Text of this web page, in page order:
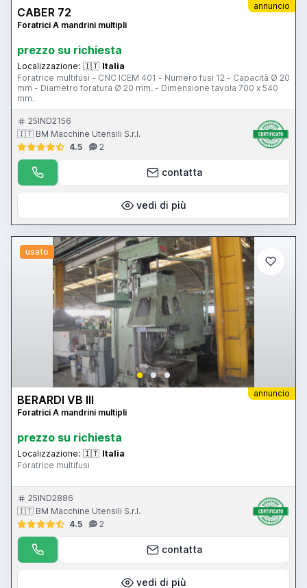
annuncio
CABER 72
Foratrici A mandrini multipli
prezzo su richiesta
Localizzazione: 🇮🇹 Italia
Foratrice multifusi - CNC ICEM 401 - Numero fusi 12 - Capacità Ø 20
mm - Diametro foratura Ø 20 mm. - Dimensione tavola 700 x 540
mm.
25IND2156
🇮🇹 BM Macchine Utensili S.r.l.
4.5
2
contatta
vedi di più
usato
annuncio
BERARDI VB III
Foratrici A mandrini multipli
prezzo su richiesta
Localizzazione: 🇮🇹 Italia
Foratrice multifusi
25IND2886
🇮🇹 BM Macchine Utensili S.r.l.
4.5
2
contatta
vedi di più